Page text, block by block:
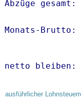
Abzüge
netto
ausführlicher